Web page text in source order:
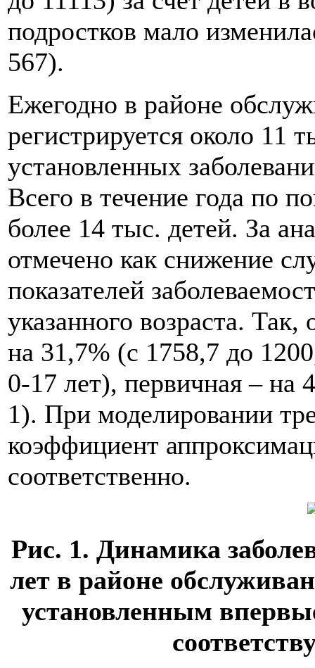
подростков мало
567).
Ежегодно в районе
регистрируется около 11
установленных
Всего в течение года по
более 14 тыс. детей. За
отмечено как снижение
показателей
указанного возраста.
на 31,7% (с 1758,7 до
0-17 лет), первичная – на
1). При моделировании
коэффициент
соответственно.
Рис. 1. Динамика
лет в районе
установленным